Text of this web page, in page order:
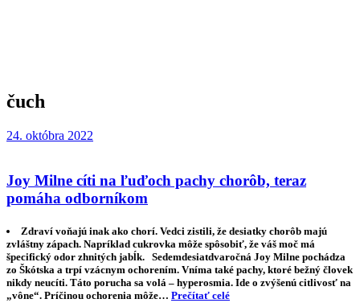
čuch
24. októbra 2022
Joy Milne cíti na ľuďoch pachy chorôb, teraz
pomáha odborníkom
Zdraví voňajú inak ako chorí. Vedci zistili, že desiatky chorôb majú
zvláštny zápach. Napríklad cukrovka môže spôsobiť, že váš moč má
špecifický odor zhnitých jabĺk. Sedemdesiatdvaročná Joy Milne pochádza
zo Škótska a trpí vzácnym ochorením. Vníma také pachy, ktoré bežný človek
nikdy neucíti. Táto porucha sa volá – hyperosmia. Ide o zvýšenú citlivosť na
„vône“. Príčinou ochorenia môže… Prečítať celé